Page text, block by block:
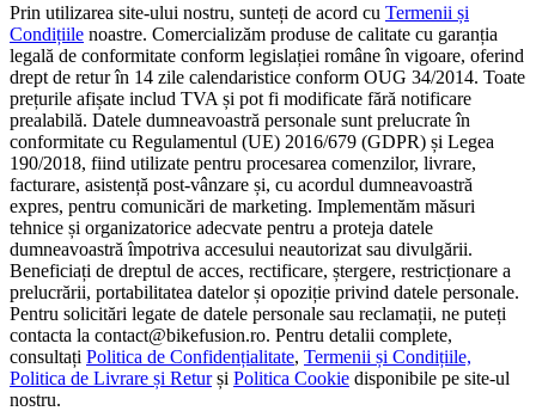
Prin utilizarea site-ului nostru, sunteți de acord cu Termenii și
Condițiile noastre. Comercializăm produse de calitate cu garanția
legală de conformitate conform legislației române în vigoare, oferind
drept de retur în 14 zile calendaristice conform OUG 34/2014. Toate
prețurile afișate includ TVA și pot fi modificate fără notificare
prealabilă. Datele dumneavoastră personale sunt prelucrate în
conformitate cu Regulamentul (UE) 2016/679 (GDPR) și Legea
190/2018, fiind utilizate pentru procesarea comenzilor, livrare,
facturare, asistență post-vânzare și, cu acordul dumneavoastră
expres, pentru comunicări de marketing. Implementăm măsuri
tehnice și organizatorice adecvate pentru a proteja datele
dumneavoastră împotriva accesului neautorizat sau divulgării.
Beneficiați de dreptul de acces, rectificare, ștergere, restricționare a
prelucrării, portabilitatea datelor și opoziție privind datele personale.
Pentru solicitări legate de datele personale sau reclamații, ne puteți
contacta la contact@bikefusion.ro. Pentru detalii complete,
consultați Politica de Confidențialitate, Termenii și Condițiile,
Politica de Livrare și Returși Politica Cookie disponibile pe site-ul
nostru.